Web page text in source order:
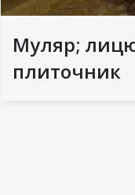
Муляр;
плиточник